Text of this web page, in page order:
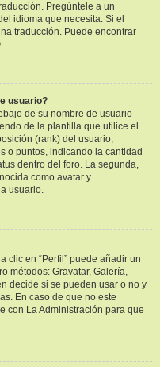
Pregúntele a un
idioma que necesita. Si el
traducción. Puede encontrar
usuario?
de su nombre de usuario
de la plantilla que utilice el
(rank) del usuario,
o puntos, indicando la cantidad
dentro del foro. La segunda,
como avatar y
usuario.
clic en “Perfil” puede añadir un
métodos: Gravatar, Galería,
decide si se pueden usar o no y
En caso de que no este
con La Administración para que